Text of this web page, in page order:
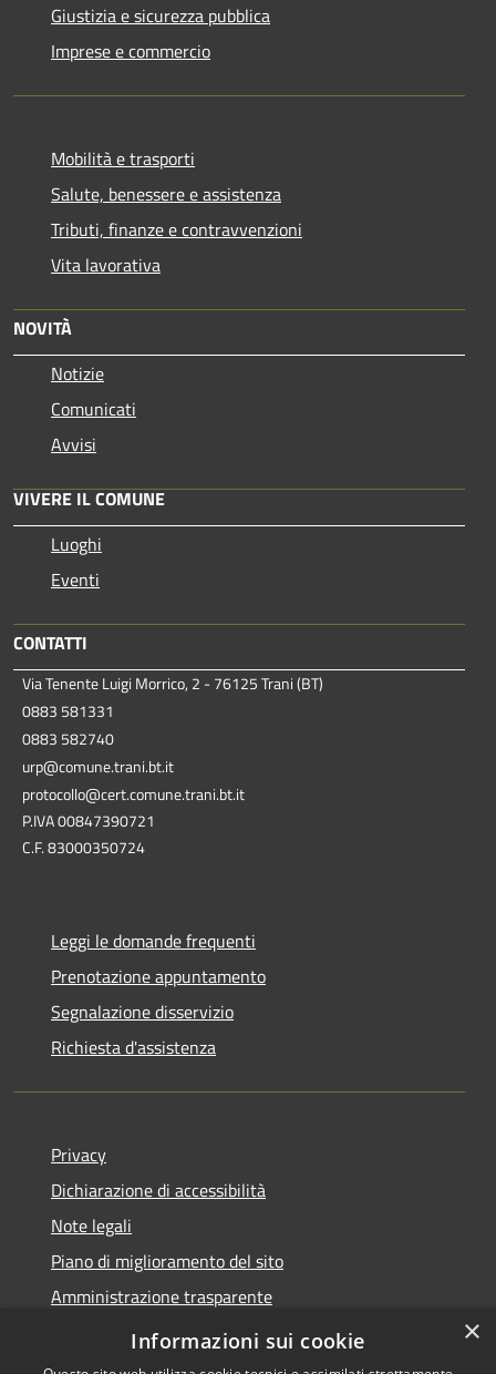
Giustizia e sicurezza pubblica
Imprese e commercio
Mobilità e trasporti
Salute, benessere e assistenza
Tributi, finanze e contravvenzioni
Vita lavorativa
NOVITÀ
Notizie
Comunicati
Avvisi
VIVERE IL COMUNE
Luoghi
Eventi
CONTATTI
Via Tenente Luigi Morrico, 2 - 76125 Trani (BT)
0883 581331
0883 582740
urp@comune.trani.bt.it
protocollo@cert.comune.trani.bt.it
P.IVA 00847390721
C.F. 83000350724
Leggi le domande frequenti
Prenotazione appuntamento
Segnalazione disservizio
Richiesta d'assistenza
Privacy
Dichiarazione di accessibilità
Note legali
Piano di miglioramento del sito
Amministrazione trasparente
Albo Pretorio
×
Informazioni sui cookie